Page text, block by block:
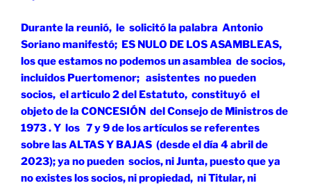
Durante la reunió, le solicitó la palabra Antonio
Soriano manifestó; ES NULO DE LOS ASAMBLEAS,
los que estamos no podemos un asamblea de socios,
incluidos Puertomenor; asistentes no pueden
socios, el articulo 2 del Estatuto, constituyó el
objeto de la CONCESIÓN del Consejo de Ministros de
1973 . Y los 7 y 9 de los artículos se referentes
sobre las ALTAS Y BAJAS (desde el día 4 abril de
2023); ya no pueden socios, ni Junta, puesto que ya
no existes los socios, ni propiedad, ni Titular, ni